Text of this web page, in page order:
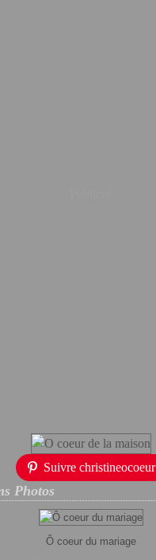
Suivre christineocoeur
Photos
Ô coeur du mariage